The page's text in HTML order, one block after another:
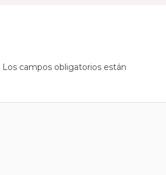
Los campos obligatorios están